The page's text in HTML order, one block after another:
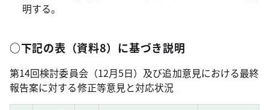
明する。
○下記の表（資料8）に基づき説明
第14回検討委員会（12月5日）及び追加意見における最終
報告案に対する修正等意見と対応状況